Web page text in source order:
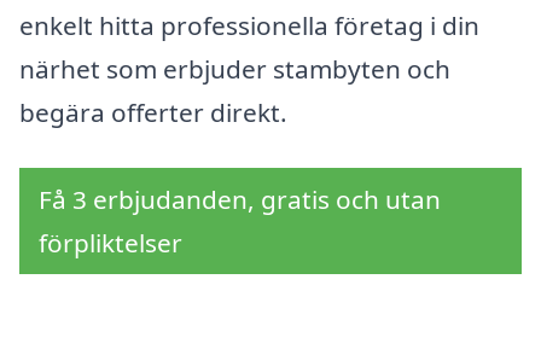
enkelt hitta professionella företag i din
närhet som erbjuder stambyten och
begära offerter direkt.
Få 3 erbjudanden, gratis och utan
förpliktelser